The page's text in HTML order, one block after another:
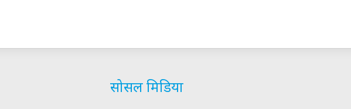
सोसल मिडिया